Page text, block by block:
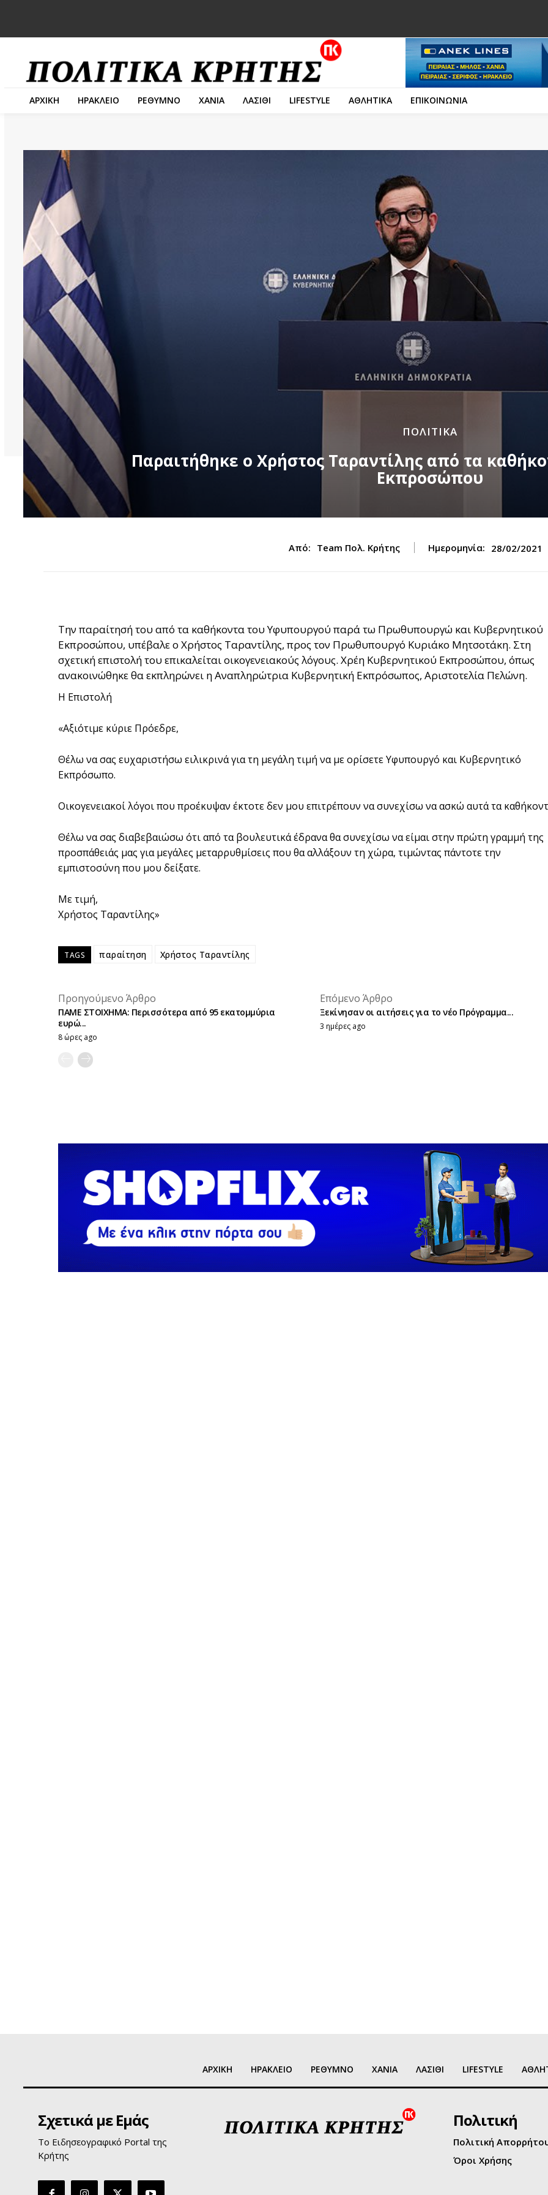
ΑΡΧΙΚΗ ΗΡΑΚΛΕΙΟ ΡΕΘΥΜΝΟ ΧΑΝΙΑ ΛΑΣΙΘΙ LIFESTYLE ΑΘΛΗΤΙΚΑ ΕΠΙΚΟΙΝΩΝΙΑ
ΠΟΛΙΤΙΚΑ
Παραιτήθηκε ο Χρήστος Ταραντίλης από τα
Εκπροσώπου
Από: Team Πολ. Κρήτης Ημερομηνία: 28/02/2021
Την παραίτησή του από τα καθήκοντα του Υφυπουργού παρά τω Πρωθυπουργώ και Κυβερνητικού
Εκπροσώπου, υπέβαλε ο Χρήστος Ταραντίλης, προς τον Πρωθυπουργό Κυριάκο Μητσοτάκη. Στη
σχετική επιστολή του επικαλείται οικογενειακούς λόγους. Χρέη Κυβερνητικού Εκπροσώπου, όπως
ανακοινώθηκε θα εκπληρώνει η Αναπληρώτρια Κυβερνητική Εκπρόσωπος, Αριστοτελία Πελώνη.
Η Επιστολή
«Αξιότιμε κύριε Πρόεδρε,
Θέλω να σας ευχαριστήσω ειλικρινά για τη μεγάλη τιμή να με ορίσετε Υφυπουργό και Κυβερνητικό
Εκπρόσωπο.
Οικογενειακοί λόγοι που προέκυψαν έκτοτε δεν μου επιτρέπουν να συνεχίσω να ασκώ αυτά τα
Θέλω να σας διαβεβαιώσω ότι από τα βουλευτικά έδρανα θα συνεχίσω να είμαι στην πρώτη γραμμή της
προσπάθειάς μας για μεγάλες μεταρρυθμίσεις που θα αλλάξουν τη χώρα, τιμώντας πάντοτε την
εμπιστοσύνη που μου δείξατε.
Με τιμή,
Χρήστος Ταραντίλης»
TAGS παραίτηση Χρήστος Ταραντίλης
Προηγούμενο Άρθρο placeholder text
Επόμενο Άρθρο
ΠΑΜΕ ΣΤΟΙΧΗΜΑ: Περισσότερα από 95 εκατομμύρια
ευρώ...
8 ώρες ago
Ξεκίνησαν οι αιτήσεις για το νέο Πρόγραμμα...
3 ημέρες ago
ΑΡΧΙΚΗ ΗΡΑΚΛΕΙΟ ΡΕΘΥΜΝΟ ΧΑΝΙΑ ΛΑΣΙΘΙ LIFESTYLE
Σχετικά με Εμάς
Το Ειδησεογραφικό Portal της
Κρήτης
Πολιτική
Πολιτική
Όροι Χρήσης